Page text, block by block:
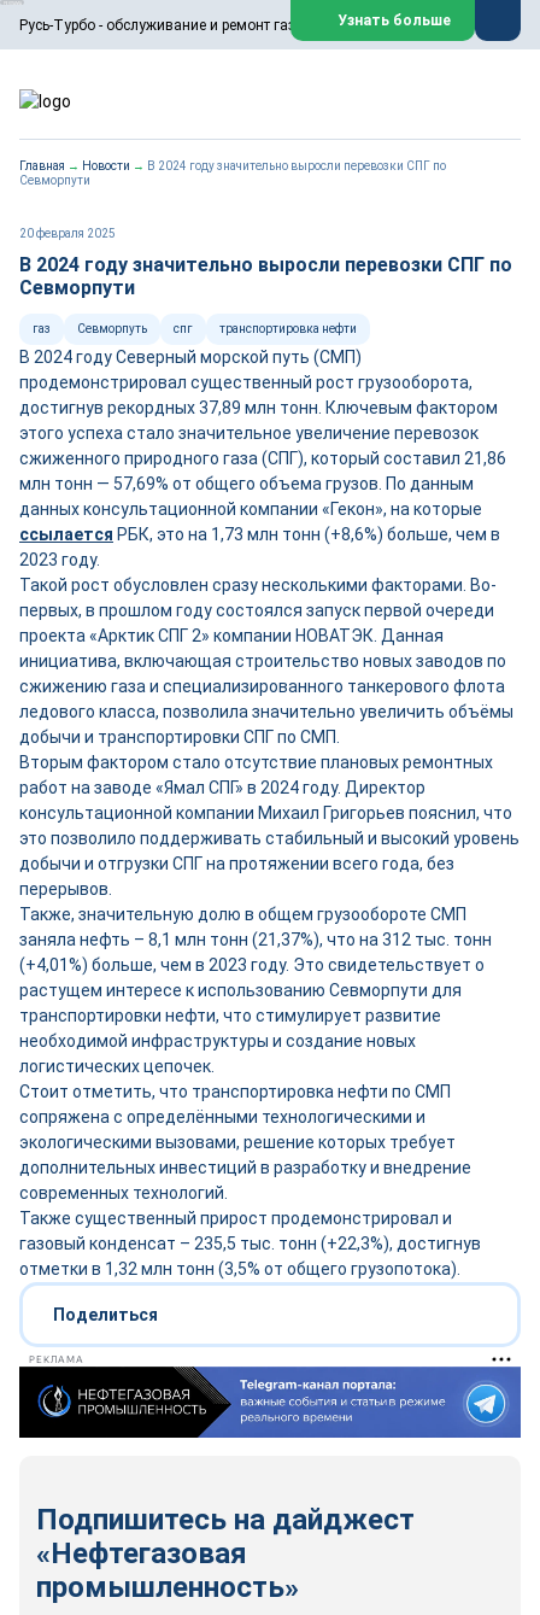
Русь-Турбо - обслуживание и ремонт газовых паровых турбин
ООО «Русь-Турбо» занимается сервисом газовых и паровых
турбин, комплексным ремонтом, восстановлением,
техническим обслуживанием оборудования ТЭС,
работают на нефтегазовых, нефтехимических,
металлургических и других предприятиях.
Реклама. ООО «Русь-Турбо», ИНН 7802588950
erid: F7NfYUJCUneVdwPs4znf
Узнать больше
Главная → Новости → В 2024 году значительно выросли перевозки СПГ по
Севморпути
20 февраля 2025
В 2024 году значительно выросли перевозки СПГ по
Севморпути
газ Севморпуть спг транспортировка нефти
В 2024 году Северный морской путь (СМП)
продемонстрировал существенный рост грузооборота,
достигнув рекордных 37,89 млн тонн. Ключевым фактором
этого успеха стало значительное увеличение перевозок
сжиженного природного газа (СПГ), который составил 21,86
млн тонн — 57,69% от общего объема грузов. По данным
данных консультационной компании «Гекон», на которые
ссылается РБК, это на 1,73 млн тонн (+8,6%) больше, чем в
2023 году.
Такой рост обусловлен сразу несколькими факторами. Во-
первых, в прошлом году состоялся запуск первой очереди
проекта «Арктик СПГ 2» компании НОВАТЭК. Данная
инициатива, включающая строительство новых заводов по
сжижению газа и специализированного танкерового флота
ледового класса, позволила значительно увеличить объёмы
добычи и транспортировки СПГ по СМП.
Вторым фактором стало отсутствие плановых ремонтных
работ на заводе «Ямал СПГ» в 2024 году. Директор
консультационной компании Михаил Григорьев пояснил, что
это позволило поддерживать стабильный и высокий уровень
добычи и отгрузки СПГ на протяжении всего года, без
перерывов.
Также, значительную долю в общем грузообороте СМП
заняла нефть – 8,1 млн тонн (21,37%), что на 312 тыс. тонн
(+4,01%) больше, чем в 2023 году. Это свидетельствует о
растущем интересе к использованию Севморпути для
транспортировки нефти, что стимулирует развитие
необходимой инфраструктуры и создание новых
логистических цепочек.
Стоит отметить, что транспортировка нефти по СМП
сопряжена с определёнными технологическими и
экологическими вызовами, решение которых требует
дополнительных инвестиций в разработку и внедрение
современных технологий.
Также существенный прирост продемонстрировал и
газовый конденсат – 235,5 тыс. тонн (+22,3%), достигнув
отметки в 1,32 млн тонн (3,5% от общего грузопотока).
Поделиться
РЕКЛАМА
Подпишитесь на дайджест
«Нефтегазовая
промышленность»